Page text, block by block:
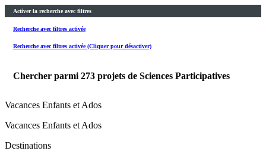
Activer la recherche avec filtres
Recherche avec filtres activée
Recherche avec filtres activée (Cliquer pour désactiver)
Chercher parmi 273 projets de Sciences Participatives
Vacances Enfants et Ados
Vacances Enfants et Ados
Destinations